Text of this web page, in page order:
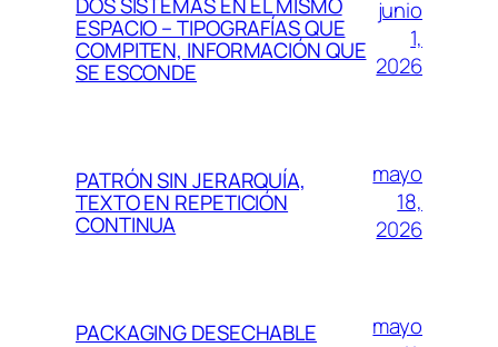
ESPACIO – TIPOGRAFÍAS QUE
COMPITEN, INFORMACIÓN QUE
SE ESCONDE
junio
1,
2026
PATRÓN SIN JERARQUÍA,
TEXTO EN REPETICIÓN
CONTINUA
mayo
18,
2026
PACKAGING DESECHABLE
mayo